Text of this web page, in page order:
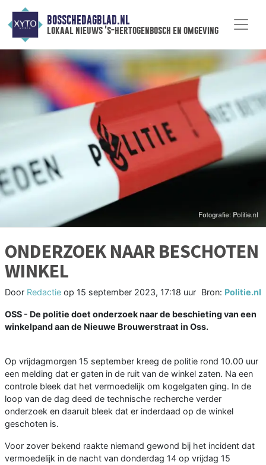
BOSSCHEDAGBLAD.NL
lokaal nieuws 's-hertogenbosch en omgeving
ONDERZOEK NAAR BESCHOTEN
WINKEL
Door Redactie op 15 september 2023, 17:18 uur Bron: Politie.nl
OSS - De politie doet onderzoek naar de beschieting van een
winkelpand aan de Nieuwe Brouwerstraat in Oss.
Op vrijdagmorgen 15 september kreeg de politie rond 10.00 uur
een melding dat er gaten in de ruit van de winkel zaten. Na een
controle bleek dat het vermoedelijk om kogelgaten ging. In de
loop van de dag deed de technische recherche verder
onderzoek en daaruit bleek dat er inderdaad op de winkel
geschoten is.
Voor zover bekend raakte niemand gewond bij het incident dat
vermoedelijk in de nacht van donderdag 14 op vrijdag 15